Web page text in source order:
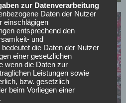
wieder in Österreich?
zur Datenverarbeitung
Daten der Nutzer
einschlägigen
entsprechend den
und
die Daten der Nutzer
einer gesetzlichen
wenn die Daten zur
Leistungen sowie
bzw. gesetzlich
beim Vorliegen einer